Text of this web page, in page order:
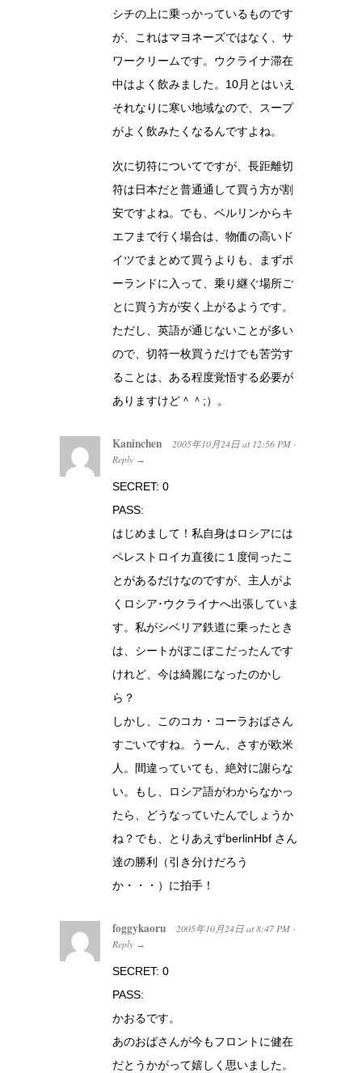
シチの上に乗っかっているものです
が、これはマヨネーズではなく、サ
ワークリームです。ウクライナ滞在
中はよく飲みました。10月とはいえ
それなりに寒い地域なので、スープ
がよく飲みたくなるんですよね。
次に切符についてですが、長距離切
符は日本だと普通通して買う方が割
安ですよね。でも、ベルリンからキ
エフまで行く場合は、物価の高いド
イツでまとめて買うよりも、まずポ
ーランドに入って、乗り継ぐ場所ご
とに買う方が安く上がるようです。
ただし、英語が通じないことが多い
ので、切符一枚買うだけでも苦労す
ることは、ある程度覚悟する必要が
ありますけど＾＾;）。
Kaninchen 2005年10月24日 at 12:56 PM ·
Reply →
SECRET: 0
PASS:
はじめまして！私自身はロシアには
ペレストロイカ直後に１度伺ったこ
とがあるだけなのですが、主人がよ
くロシア･ウクライナへ出張していま
す。私がシベリア鉄道に乗ったとき
は、シートがぼこぼこだったんです
けれど、今は綺麗になったのかし
ら？
しかし、このコカ・コーラおばさん
すごいですね。うーん、さすが欧米
人。間違っていても、絶対に謝らな
い。もし、ロシア語がわからなかっ
たら、どうなっていたんでしょうか
ね？でも、とりあえずberlinHbf さん
達の勝利（引き分けだろう
か・・・）に拍手！
foggykaoru 2005年10月24日 at 8:47 PM ·
Reply →
SECRET: 0
PASS:
かおるです。
あのおばさんが今もフロントに健在
だとうかがって嬉しく思いました。